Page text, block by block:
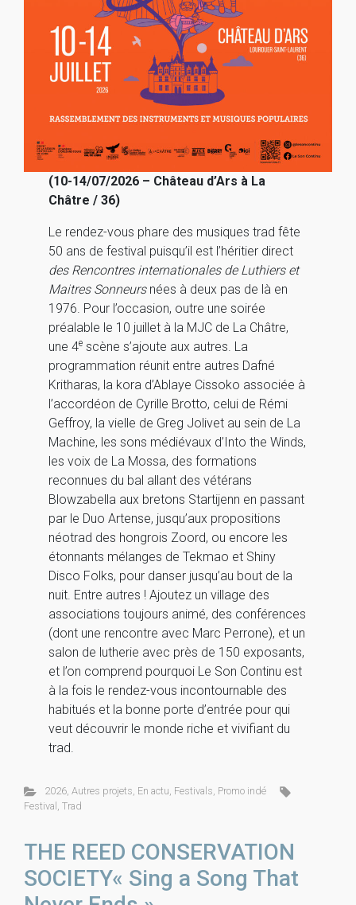
(10-14/07/2026 – Château d’Ars à La
Châtre / 36)
Le rendez-vous phare des musiques trad fête
50 ans de festival puisqu’il est l’héritier direct
des Rencontres internationales de Luthiers et
Maitres Sonneursnées à deux pas de là en
1976. Pour l’occasion, outre une soirée
préalable le 10 juillet à la MJC de La Châtre,
une 4e scène s’ajoute aux autres. La
programmation réunit entre autres Dafné
Kritharas, la kora d’Ablaye Cissoko associée à
l’accordéon de Cyrille Brotto, celui de Rémi
Geffroy, la vielle de Greg Jolivet au sein de La
Machine, les sons médiévaux d’Into the Winds,
les voix de La Mossa, des formations
reconnues du bal allant des vétérans
Blowzabella aux bretons Startijenn en passant
par le Duo Artense, jusqu’aux propositions
néotrad des hongrois Zoord, ou encore les
étonnants mélanges de Tekmao et Shiny
Disco Folks, pour danser jusqu’au bout de la
nuit. Entre autres ! Ajoutez un village des
associations toujours animé, des conférences
(dont une rencontre avec Marc Perrone), et un
salon de lutherie avec près de 150 exposants,
et l’on comprend pourquoi Le Son Continu est
à la fois le rendez-vous incontournable des
habitués et la bonne porte d’entrée pour qui
veut découvrir le monde riche et vivifiant du
trad.
2026, Autres projets, En actu, Festivals, Promo indé
Festival , Trad
THE REED CONSERVATION
SOCIETY« Sing a Song That